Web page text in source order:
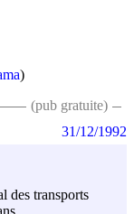
)
(pub gratuite)
des transports
31/12/1992